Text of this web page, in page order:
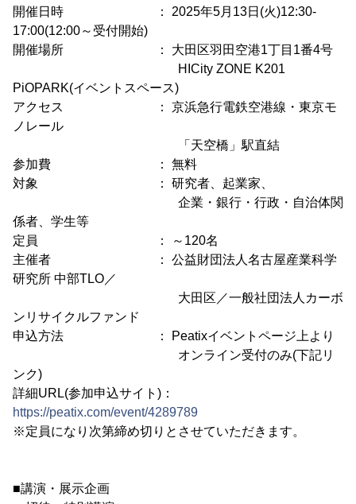
開催日時 ： 2025年5月13日(火)12:30-
17:00(12:00～受付開始)
開催場所 ： 大田区羽田空港1丁目1番4号
HICity ZONE K201
PiOPARK(イベントスペース)
アクセス ： 京浜急行電鉄空港線・東京モ
ノレール
「天空橋」駅直結
参加費 ： 無料
対象 ： 研究者、起業家、
企業・銀行・行政・自治体関
係者、学生等
定員 ： ～120名
主催者 ： 公益財団法人名古屋産業科学
研究所 中部TLO／
大田区／一般社団法人カーボ
ンリサイクルファンド
申込方法 ： Peatixイベントページ上より
オンライン受付のみ(下記リ
ンク)
詳細URL(参加申込サイト)：
https://peatix.com/event/4289789
※定員になり次第締め切りとさせていただきます。
■講演・展示企画